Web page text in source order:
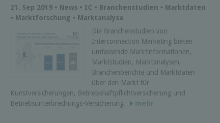
21. Sep 2019 • News • IC • Branchenstudien • Marktdaten
• Marktforschung • Marktanalyse
Die Branchenstudien von
Interconnection Marketing bieten
umfassende Marktinformationen,
Marktstudien, Marktanalysen,
Branchenberichte und Marktdaten
über den Markt für
Kunstversicherungen, Betriebshaftpflichtversicherung und
Betriebsunterbrechungs-Versicherung.
mehr